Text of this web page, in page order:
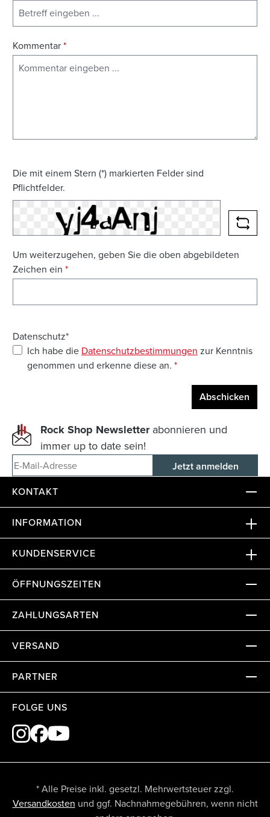
Kommentar*
Die mit einem Stern (*) markierten Felder sind
Pflichtfelder.
Um weiterzugehen, geben Sie die oben abgebildeten
Zeichen ein *
Datenschutz*
Ich habe die Datenschutzbestimmungen zur Kenntnis
genommen und erkenne diese an. *
Abschicken
Rock Shop Newsletterabonnieren und
immer up to date sein!
E-Mail-Adresse
KONTAKT
INFORMATION
KUNDENSERVICE
ÖFFNUNGSZEITEN
ZAHLUNGSARTEN
VERSAND
PARTNER
FOLGE UNS
* Alle Preise inkl. gesetzl. Mehrwertsteuer zzgl.
Versandkosten und ggf. Nachnahmegebühren, wenn nicht